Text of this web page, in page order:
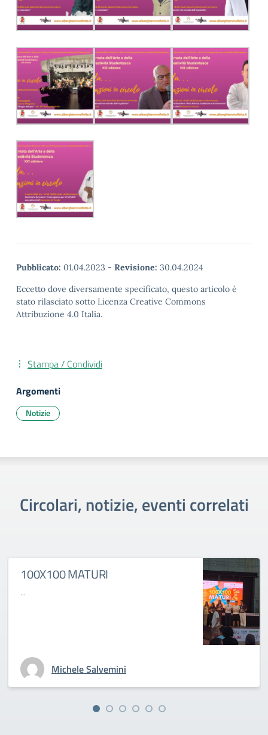
Pubblicato: 01.04.2023 - Revisione: 30.04.2024
Eccetto dove diversamente specificato, questo articolo è
stato rilasciato sotto Licenza Creative Commons
Attribuzione 4.0 Italia.
Stampa / Condividi
Argomenti
Notizie
Circolari, notizie, eventi correlati
100X100 MATURI
...
Michele Salvemini